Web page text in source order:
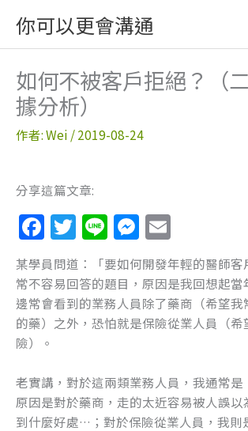
主
你可以更會溝通
如何不被客戶拒絕？（
據分析）
作者:Wei /2019-08-24
分享這篇文章:
F
a
c
e
b
o
o
k
T
w
itt
er
Li
n
e
M
e
ss
e
n
er
m
ai
l
某學員問道：「要如何開發年輕的醫師客
常不容易回答的題目，原因是我回想起當
邊常會看到的業務人員除了藥商（希望我
的藥）之外，恐怕就是保險從業人員（
險）。
老實講，對於這兩類業務人員，我通常是
原因是對於藥商，走的太近容易被人誤以
到什麼好處…；對於保險從業人員，我則